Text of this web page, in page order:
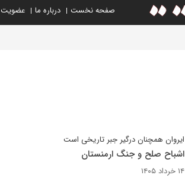
صفحه نخست درباره ما عضویت
ایروان همچنان درگیر جبر تاریخی است
اشباح صلح و جنگ ارمنستان
۱۴ خرداد ۱۴۰۵